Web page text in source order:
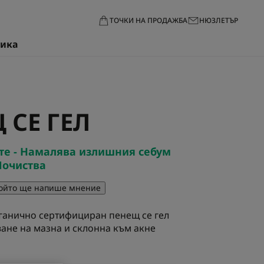
ТОЧКИ НА ПРОДАЖБА НЮЗЛЕТЪР
ГЕЛ
- Намалява излишния себум
ще напише мнение
сертифициран пенещ се гел
на мазна и склонна към акне